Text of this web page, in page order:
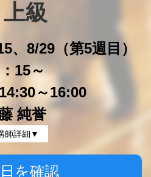
上級
、8/29（第5週目）
15～
～16:00
純誉
師詳細▼
を確認